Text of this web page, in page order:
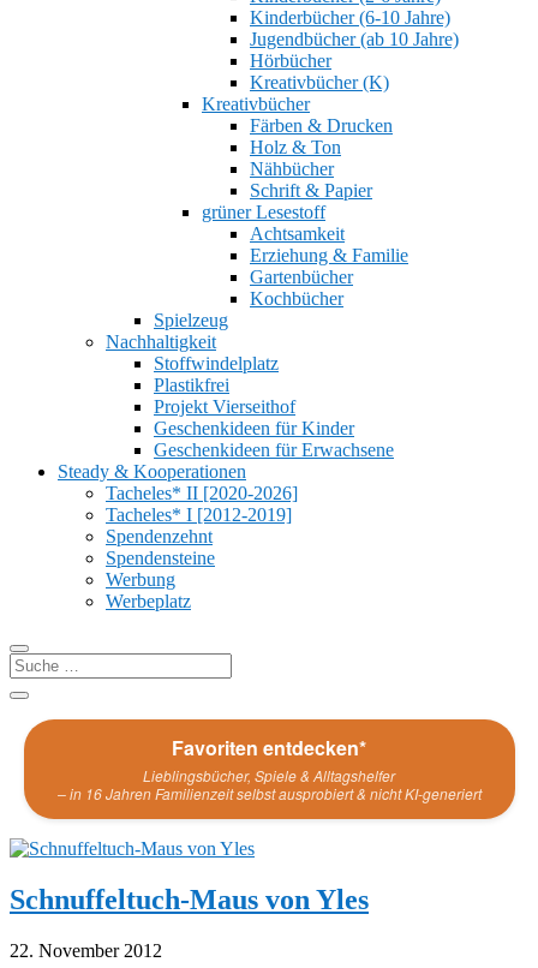
Kinderbücher (6-10 Jahre)
Jugendbücher (ab 10 Jahre)
Hörbücher
Kreativbücher (K)
Kreativbücher
Färben & Drucken
Holz & Ton
Nähbücher
Schrift & Papier
grüner Lesestoff
Achtsamkeit
Erziehung & Familie
Gartenbücher
Kochbücher
Spielzeug
Nachhaltigkeit
Stoffwindelplatz
Plastikfrei
Projekt Vierseithof
Geschenkideen für Kinder
Geschenkideen für Erwachsene
Steady & Kooperationen
Tacheles* II [2020-2026]
Tacheles* I [2012-2019]
Spendenzehnt
Spendensteine
Werbung
Werbeplatz
Favoriten entdecken*
Lieblingsbücher, Spiele & Alltagshelfer
– in 16 Jahren Familienzeit selbst ausprobiert & nicht KI-generiert
Schnuffeltuch-Maus von Yles
22. November 2012